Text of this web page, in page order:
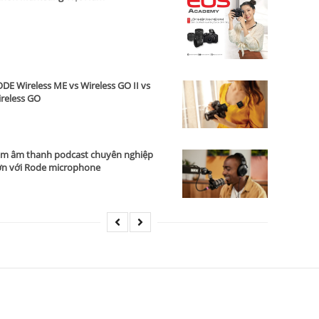
Wireless ME vs Wireless GO II vs
GO
âm thanh podcast chuyên nghiệp
với Rode microphone